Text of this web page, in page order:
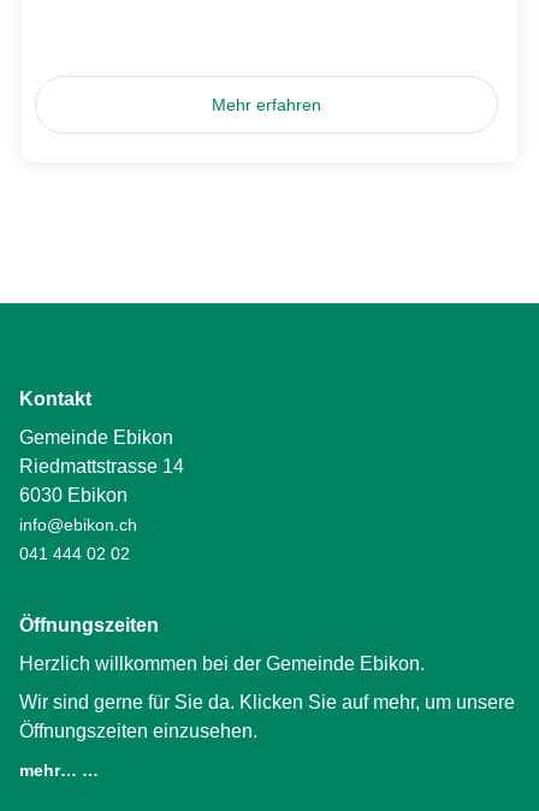
Mehr erfahren
Kontakt
Gemeinde Ebikon
Riedmattstrasse 14
6030 Ebikon
info@ebikon.ch
041 444 02 02
Öffnungszeiten
Herzlich willkommen bei der Gemeinde Ebikon.
Wir sind gerne für Sie da. Klicken Sie auf mehr, um unsere
Öffnungszeiten einzusehen.
mehr… …